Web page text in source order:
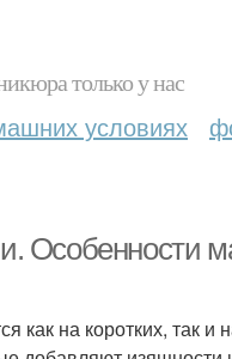
только у нас
условиях
Особенности
как на коротких, так и